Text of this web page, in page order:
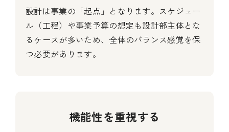
設計は事業の「起点」となります。スケジュー
ル（工程）や事業予算の想定も設計部主体とな
るケースが多いため、全体のバランス感覚を保
つ必要があります。
機能性を重視する